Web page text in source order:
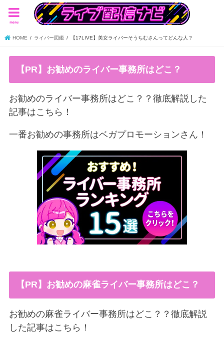
menu
HOME ライバー図鑑 【17LIVE】美女ライバーそうちむさんってどんな人？
【PR】お勧めのライバー事務所はどこ？
お勧めのライバー事務所はどこ？？徹底解説した
記事はこちら！
一番お勧めの事務所はベガプロモーションさん！
【PR】お勧めの麻雀ライバー事務所はどこ？
お勧めの麻雀ライバー事務所はどこ？？徹底解説
した記事はこちら！